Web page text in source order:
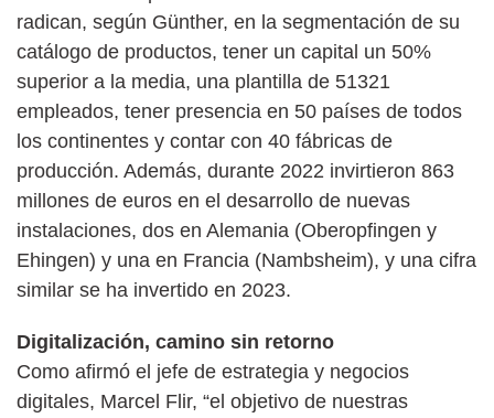
radican, según Günther, en la segmentación de su
catálogo de productos, tener un capital un 50%
superior a la media, una plantilla de 51321
empleados, tener presencia en 50 países de todos
los continentes y contar con 40 fábricas de
producción. Además, durante 2022 invirtieron 863
millones de euros en el desarrollo de nuevas
instalaciones, dos en Alemania (Oberopfingen y
Ehingen) y una en Francia (Nambsheim), y una cifra
similar se ha invertido en 2023.
Digitalización, camino sin retorno
Como afirmó el jefe de estrategia y negocios
digitales, Marcel Flir, “el objetivo de nuestras